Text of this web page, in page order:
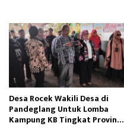
Desa Rocek Wakili Desa di
Pandeglang Untuk Lomba
Kampung KB Tingkat Provinsi